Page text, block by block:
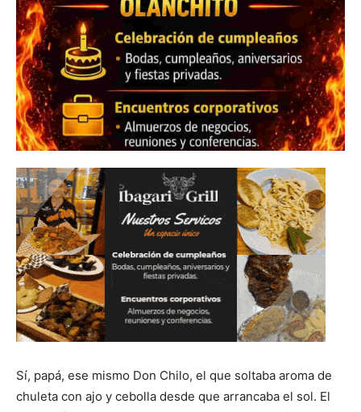
Sí, papá, ese mismo Don Chilo, el que soltaba aroma de
chuleta con ajo y cebolla desde que arrancaba el sol. El